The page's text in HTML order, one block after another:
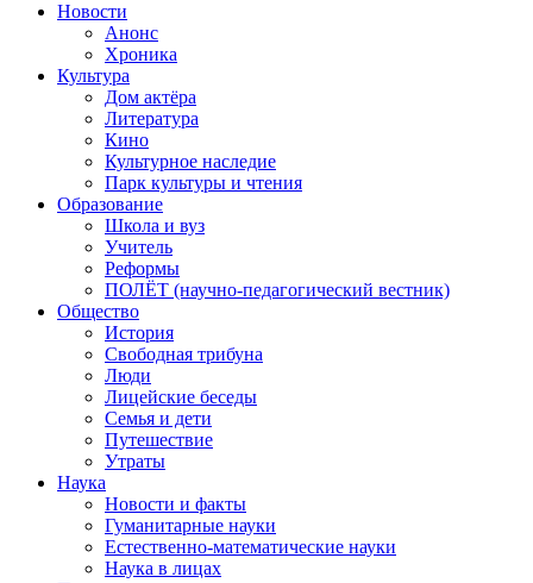
Новости
Анонс
Хроника
Культура
Дом актёра
Литература
Кино
Культурное наследие
Парк культуры и чтения
Образование
Школа и вуз
Учитель
Реформы
ПОЛЁТ (научно-педагогический вестник)
Общество
История
Свободная трибуна
Люди
Лицейские беседы
Семья и дети
Путешествие
Утраты
Наука
Новости и факты
Гуманитарные науки
Естественно-математические науки
Наука в лицах